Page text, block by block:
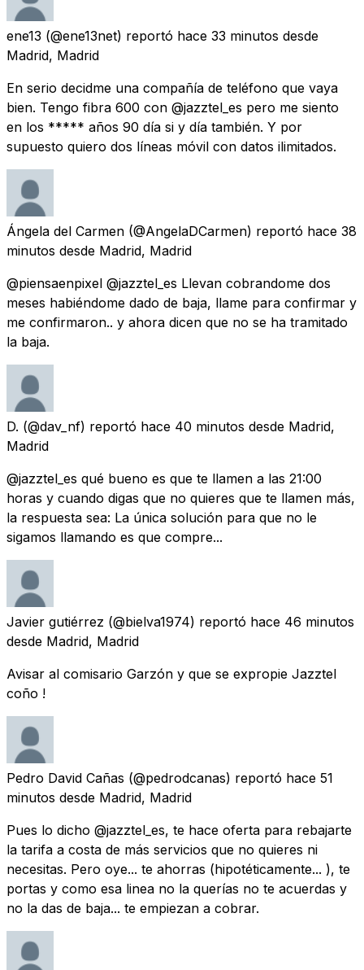
ene13 (@ene13net) reportó hace 33 minutos desde
Madrid, Madrid
En serio decidme una compañía de teléfono que vaya
bien. Tengo fibra 600 con @jazztel_es pero me siento
en los ***** años 90 día si y día también. Y por
supuesto quiero dos líneas móvil con datos ilimitados.
Ángela del Carmen (@AngelaDCarmen) reportó hace 38
minutos desde Madrid, Madrid
@piensaenpixel @jazztel_es Llevan cobrandome dos
meses habiéndome dado de baja, llame para confirmar y
me confirmaron.. y ahora dicen que no se ha tramitado
la baja.
D. (@dav_nf) reportó hace 40 minutos desde Madrid,
Madrid
@jazztel_es qué bueno es que te llamen a las 21:00
horas y cuando digas que no quieres que te llamen más,
la respuesta sea: La única solución para que no le
sigamos llamando es que compre...
Javier gutiérrez (@bielva1974) reportó hace 46 minutos
desde Madrid, Madrid
Avisar al comisario Garzón y que se expropie Jazztel
coño !
Pedro David Cañas (@pedrodcanas) reportó hace 51
minutos desde Madrid, Madrid
Pues lo dicho @jazztel_es, te hace oferta para rebajarte
la tarifa a costa de más servicios que no quieres ni
necesitas. Pero oye... te ahorras (hipotéticamente... ), te
portas y como esa linea no la querías no te acuerdas y
no la das de baja... te empiezan a cobrar.